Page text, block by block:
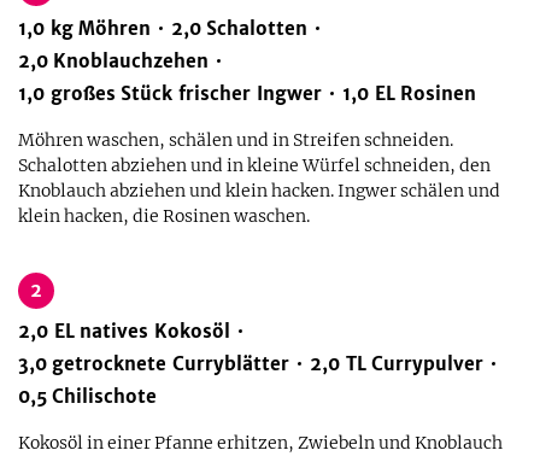
1,0 kg Möhren 2,0 Schalotten
2,0 Knoblauchzehen
1,0 großes Stück frischer Ingwer 1,0 EL Rosinen
Möhren waschen, schälen und in Streifen schneiden.
Schalotten abziehen und in kleine Würfel schneiden, den
Knoblauch abziehen und klein hacken. Ingwer schälen und
klein hacken, die Rosinen waschen.
2
2,0 EL natives Kokosöl
3,0 getrocknete Curryblätter 2,0 TL Currypulver
0,5 Chilischote
Kokosöl in einer Pfanne erhitzen, Zwiebeln und Knoblauch